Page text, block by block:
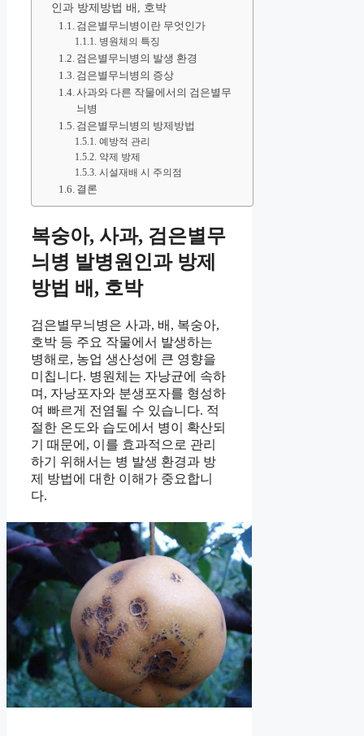
인과 방제방법 배, 호박
검은별무늬병이란 무엇인가
병원체의 특징
검은별무늬병의 발생 환경
검은별무늬병의 증상
사과와 다른 작물에서의 검은별무
늬병
검은별무늬병의 방제방법
예방적 관리
약제 방제
시설재배 시 주의점
결론
복숭아, 사과, 검은별무
늬병 발병원인과 방제
방법 배, 호박
검은별무늬병은 사과, 배, 복숭아,
호박 등 주요 작물에서 발생하는
병해로, 농업 생산성에 큰 영향을
미칩니다. 병원체는 자낭균에 속하
며, 자낭포자와 분생포자를 형성하
여 빠르게 전염될 수 있습니다. 적
절한 온도와 습도에서 병이 확산되
기 때문에, 이를 효과적으로 관리
하기 위해서는 병 발생 환경과 방
제 방법에 대한 이해가 중요합니
다.